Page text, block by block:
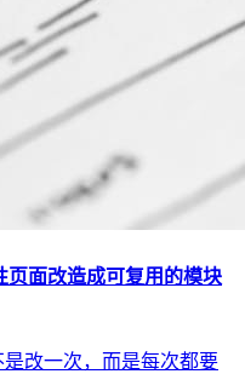
面改造成可复用的模块
改一次，而是每次都要